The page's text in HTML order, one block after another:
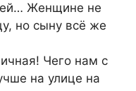
Женщине не
но сыну всё же
Чего нам с
на улице на